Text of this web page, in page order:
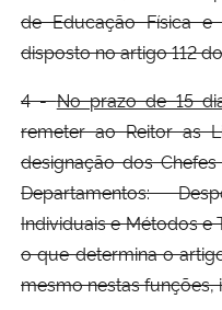
de Educação Física
disposto no artigo 112
4 -No prazo de 15
remeter ao Reitor as
designação dos Chefes
Departamentos:
Individuais e Métodos e
o que determina o
mesmo nestas funções,